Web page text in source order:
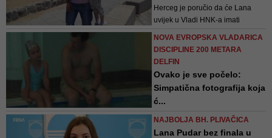
Herceg je poručio da će Lana
uvijek u Vladi HNK-a imati
nagradi Lanu
NOVA EVROPSKA VLADARICA
DISCIPLINE 200 METARA
DELFIN
Ovako je sve počelo:
Simpatična fotografija koja
ć...
Svaki Lanin uspjeh automatski
NAJBOLJA BH. PLIVAČICA
Lana Pudar bez finala u